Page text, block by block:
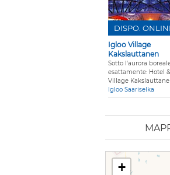
Igloo Village
Kakslauttanen
Sotto l'aurora
esattamente: Hotel
Village
Igloo Saariselka
DISPO.
+